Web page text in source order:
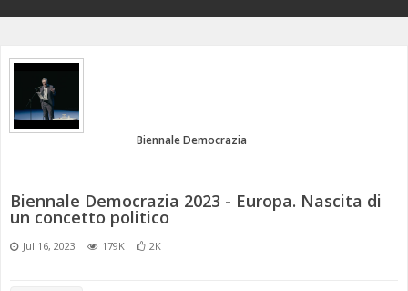
IL TEMPO E LA STORIA
Biennale Democrazia
Biennale Democrazia 2023 - Europa. Nascita di
un concetto politico
Jul 16, 2023 179K 2K